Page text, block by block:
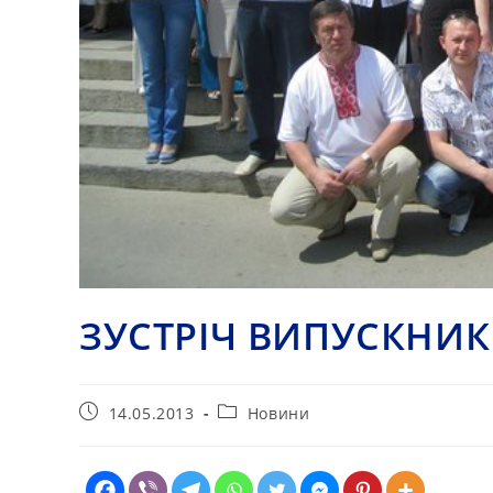
ЗУСТРІЧ
Запис14.05.2013
Категорія
Новини